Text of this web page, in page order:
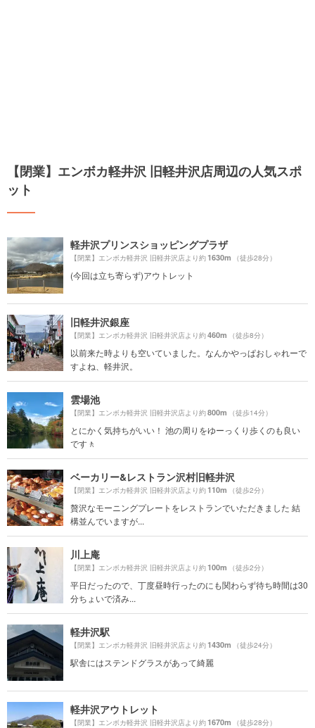
【閉業】エンボカ軽井沢 旧軽井沢店周辺の人気スポ
ット
軽井沢プリンスショッピングプラザ
【閉業】エンボカ軽井沢 旧軽井沢店より約1630m （徒歩28分）
(今回は立ち寄らず)アウトレット
旧軽井沢銀座
【閉業】エンボカ軽井沢 旧軽井沢店より約460m （徒歩8分）
以前来た時よりも空いていました。なんかやっぱおしゃれーで
すよね、軽井沢。
雲場池
【閉業】エンボカ軽井沢 旧軽井沢店より約800m （徒歩14分）
とにかく気持ちがいい！ 池の周りをゆーっくり歩くのも良い
です🚶
ベーカリー&レストラン沢村旧軽井沢
【閉業】エンボカ軽井沢 旧軽井沢店より約110m （徒歩2分）
贅沢なモーニングプレートをレストランでいただきました 結
構並んでいますが...
川上庵
【閉業】エンボカ軽井沢 旧軽井沢店より約100m （徒歩2分）
平日だったので、丁度昼時行ったのにも関わらず待ち時間は30
分ちょいで済み...
軽井沢駅
【閉業】エンボカ軽井沢 旧軽井沢店より約1430m （徒歩24分）
駅舎にはステンドグラスがあって綺麗
軽井沢アウトレット
【閉業】エンボカ軽井沢 旧軽井沢店より約1670m （徒歩28分）